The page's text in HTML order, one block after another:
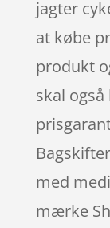
jagter
at købe
produkt
skal
med
mærke